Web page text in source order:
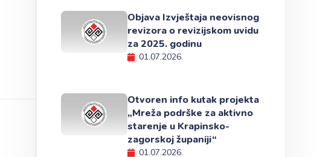
Objava Izvještaja neovisnog
revizora o revizijskom uvidu
za 2025. godinu
01.07.2026.
Otvoren info kutak projekta
„Mreža podrške za aktivno
starenje u Krapinsko-
zagorskoj županiji“
01.07.2026.